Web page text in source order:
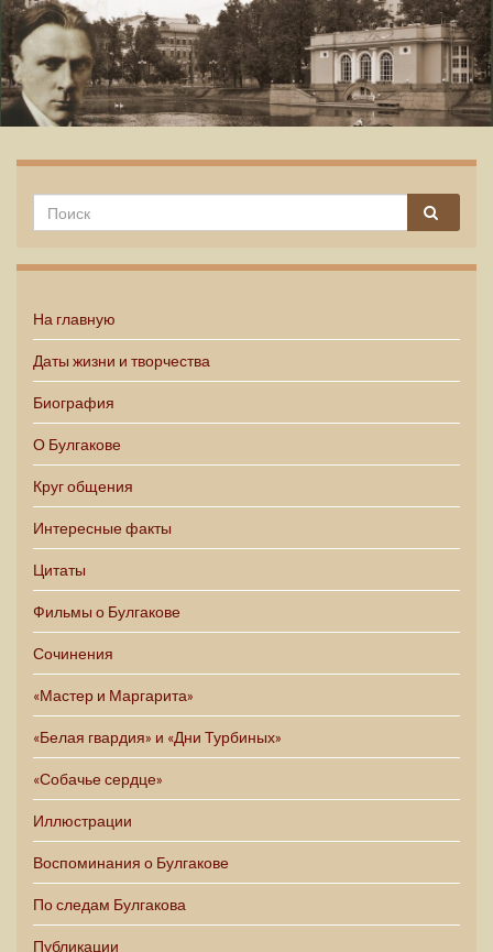
На главную
Даты жизни и творчества
Биография
О Булгакове
Круг общения
Интересные факты
Цитаты
Фильмы о Булгакове
Сочинения
«Мастер и Маргарита»
«Белая гвардия» и «Дни Турбиных»
«Собачье сердце»
Иллюстрации
Воспоминания о Булгакове
По следам Булгакова
Публикации